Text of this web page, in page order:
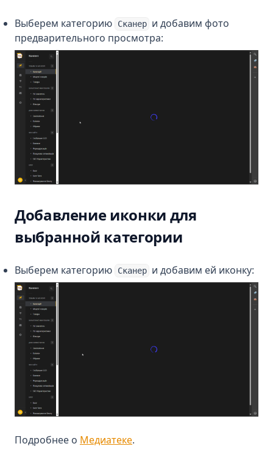
Выберем категорию Сканер и добавим фото
предварительного просмотра:
Добавление иконки для
выбранной категории
Выберем категорию Сканер и добавим ей иконку:
Подробнее о Медиатеке.